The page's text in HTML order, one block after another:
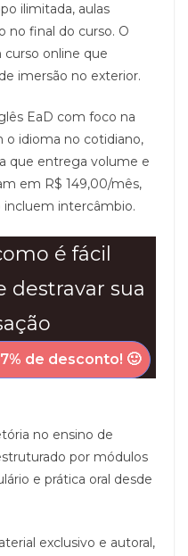
ilimitada, aulas
no final do curso. O
online que
imersão no exterior.
EaD com foco na
idioma no cotidiano,
que entrega volume e
em R$ 149,00/mês,
incluem intercâmbio.
é fácil
destravar sua
de desconto! 🙂
no ensino de
por módulos
e prática oral desde
exclusivo e autoral,